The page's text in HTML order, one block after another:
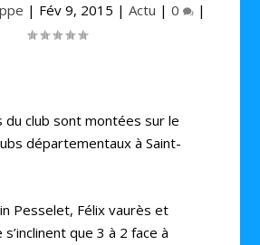
| Fév 9, 2015 | Actu | 0 |
du club sont montées sur le
départementaux à Saint-
Pesselet, Félix vaurès et
que 3 à 2 face à